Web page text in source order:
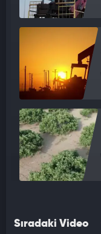
Sıradaki Video